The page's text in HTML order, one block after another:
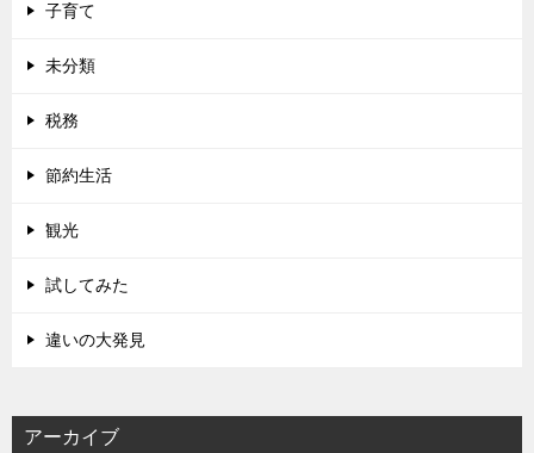
子育て
未分類
税務
節約生活
観光
試してみた
違いの大発見
アーカイブ